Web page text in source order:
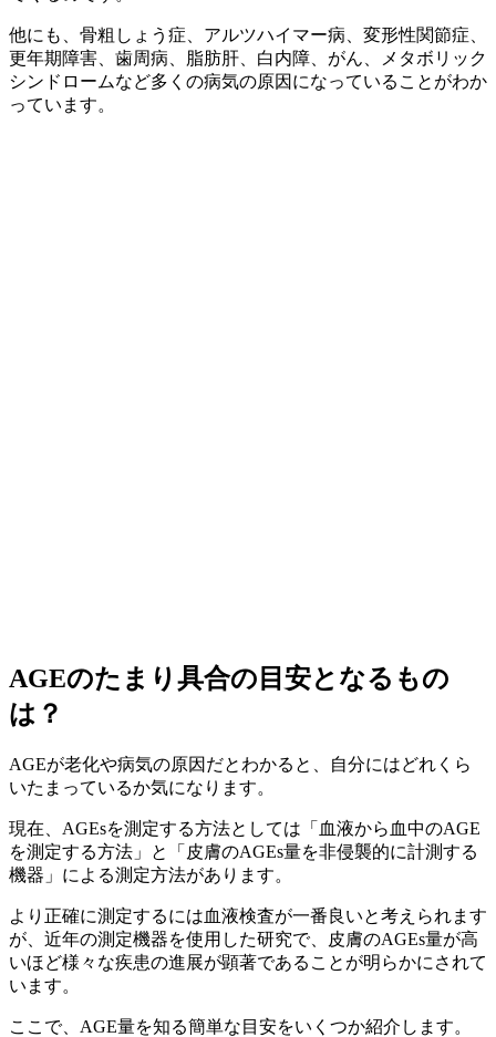
他にも、骨粗しょう症、アルツハイマー病、変形性関節症、
更年期障害、歯周病、脂肪肝、白内障、がん、メタボリック
シンドロームなど多くの病気の原因になっていることがわか
っています。
AGEのたまり具合の目安となるもの
は？
AGEが老化や病気の原因だとわかると、自分にはどれくら
いたまっているか気になります。
現在、AGEsを測定する方法としては「血液から血中のAGE
を測定する方法」と「皮膚のAGEs量を非侵襲的に計測する
機器」による測定方法があります。
より正確に測定するには血液検査が一番良いと考えられます
が、近年の測定機器を使用した研究で、皮膚のAGEs量が高
いほど様々な疾患の進展が顕著であることが明らかにされて
います。
ここで、AGE量を知る簡単な目安をいくつか紹介します。